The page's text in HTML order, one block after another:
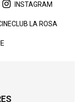
INSTAGRAM
LA ROSA